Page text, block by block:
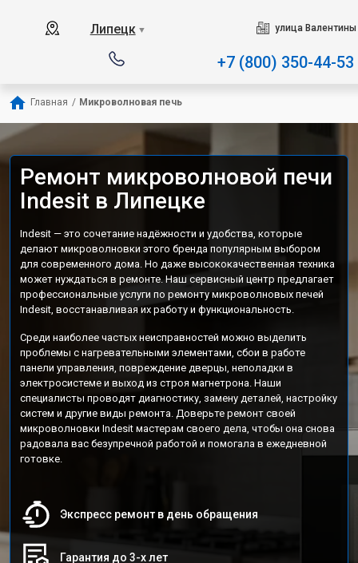
Липецк ▼ улица
+7 (800) 350-44-53
Главная / Микроволновая печь
Ремонт микроволновой печи
Indesit в Липецке
Indesit — это сочетание надёжности и удобства, которые
делают микроволновки этого бренда популярным выбором
для современного дома. Но даже высококачественная техника
может нуждаться в ремонте. Наш сервисный центр предлагает
профессиональные услуги по ремонту микроволновых печей
Indesit, восстанавливая их работу и функциональность.
Среди наиболее частых неисправностей можно выделить
проблемы с нагревательными элементами, сбои в работе
панели управления, повреждение дверцы, неполадки в
электросистеме и выход из строя магнетрона. Наши
специалисты проводят диагностику, замену деталей, настройку
систем и другие виды ремонта. Доверьте ремонт своей
микроволновки Indesit мастерам своего дела, чтобы она снова
радовала вас безупречной работой и помогала в ежедневной
готовке.
Экспресс ремонт в день обращения
Гарантия до 3-х лет